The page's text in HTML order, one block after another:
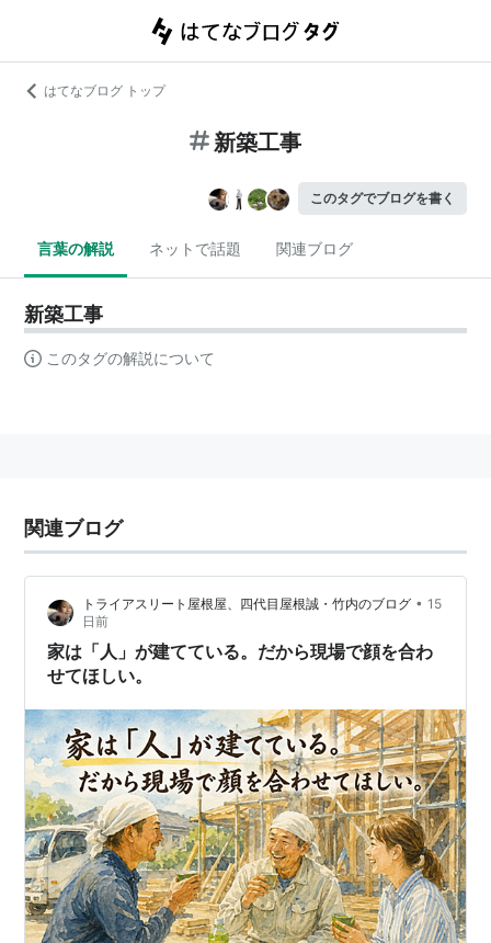
はてなブログ トップ
新築工事
このタグでブログを書く
言葉の解説 ネットで話題 関連ブログ
新築工事
このタグの解説について
関連ブログ
トライアスリート屋根屋、四代目屋根誠・竹内のブログ • 15
日前
家は「人」が建てている。だから現場で顔を合わ
せてほしい。